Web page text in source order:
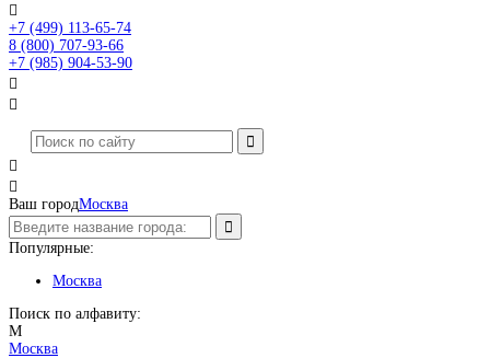

+7 (499) 113-65-74
8 (800) 707-93-66
+7 (985) 904-53-90




Ваш городМосква
Популярные:
Москва
Поиск по алфавиту:
М
Москва